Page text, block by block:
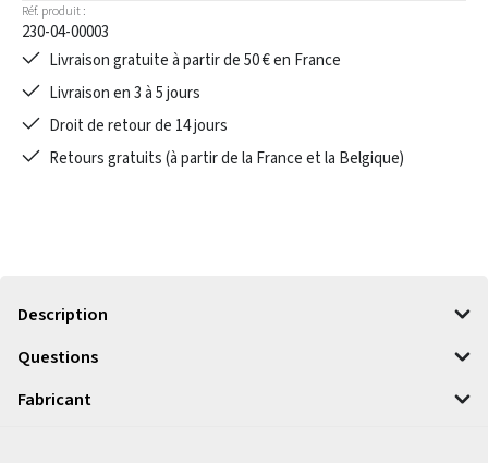
Réf. produit :
230-04-00003
Livraison gratuite à partir de 50 € en France
Livraison en 3 à 5 jours
Droit de retour de 14 jours
Retours gratuits (à partir de la France et la Belgique)
Description
Questions
Fabricant